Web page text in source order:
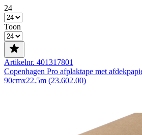
24
Toon
Artikelnr. 401317801
Copenhagen Pro afplaktape met
90cmx22.5m (23.602.00)